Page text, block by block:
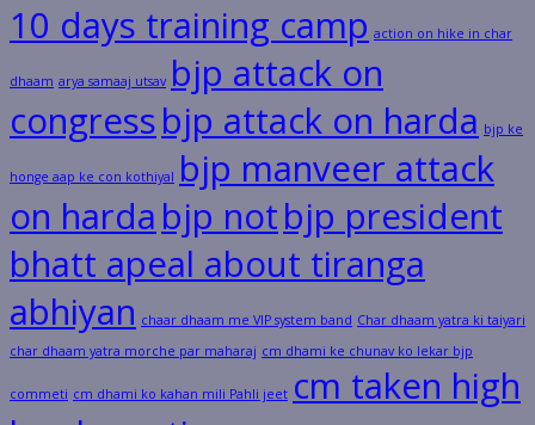
10 days training camp action on hike in char
dhaam arya samaaj utsav bjp attack on
congressbjp attack on harda bjp ke
honge aap ke con kothiyal bjp manveer attack
on harda bjp notbjp president
bhatt apeal about tiranga
abhiyan chaar dhaam me VIP system band Char dhaam yatra ki taiyari
char dhaam yatra morche par maharaj cm dhami ke chunav ko lekar bjp
commeti cm dhami ko kahan mili Pahli jeet cm taken high